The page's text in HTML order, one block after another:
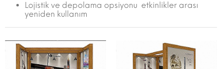
Lojistik ve depolama opsiyonu  etkinlikler arası
yeniden kullanım